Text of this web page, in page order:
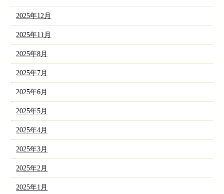
2025年12月
2025年11月
2025年8月
2025年7月
2025年6月
2025年5月
2025年4月
2025年3月
2025年2月
2025年1月